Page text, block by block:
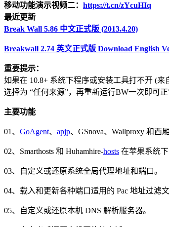
移动功能演示视频二： https://t.cn/zYcuHIq
最近更新
Break Wall 5.86 中文正式版 (2013.4.20)
Breakwall 2.74 英文正式版 Download English
重要提示：
如果在 10.8+ 系统下程序或安装工具打不开 (来
选择为 “任何来源”，再重新运行BW一次即可
主要功能
01、 GoAgent、 apjp、GSnova、Wallproxy 和西
02、Smarthosts 和 Huhamhire-hosts 在苹果系统
03、自定义或还原系统全局代理地址和端口。
04、载入和更新各种端口适用的 Pac 地址过滤
05、自定义或还原本机 DNS 解析服务器。